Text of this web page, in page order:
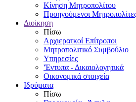
Κίνηση Μητροπολίτου
Προηγούμενοι
Διοίκηση
Πίσω
Αρχιερατκοί Επίτροποι
Μητροπολιτικό Συμβούλιο
Υπηρεσίες
'Έντυπα - Δικαιολογητικά
Οικονομικά στοιχεία
Ιδρύματα
Πίσω